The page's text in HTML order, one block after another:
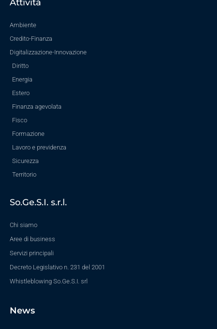
Attività
Ambiente
Credito-Finanza
Digitalizzazione-Innovazione
Diritto
Energia
Estero
Finanza agevolata
Fisco
Formazione
Lavoro e previdenza
Sicurezza
Territorio
So.Ge.S.I. s.r.l.
Chi siamo
Aree di business
Servizi principali
Decreto Legislativo n. 231 del 2001
Whistleblowing So.Ge.S.I. srl
News